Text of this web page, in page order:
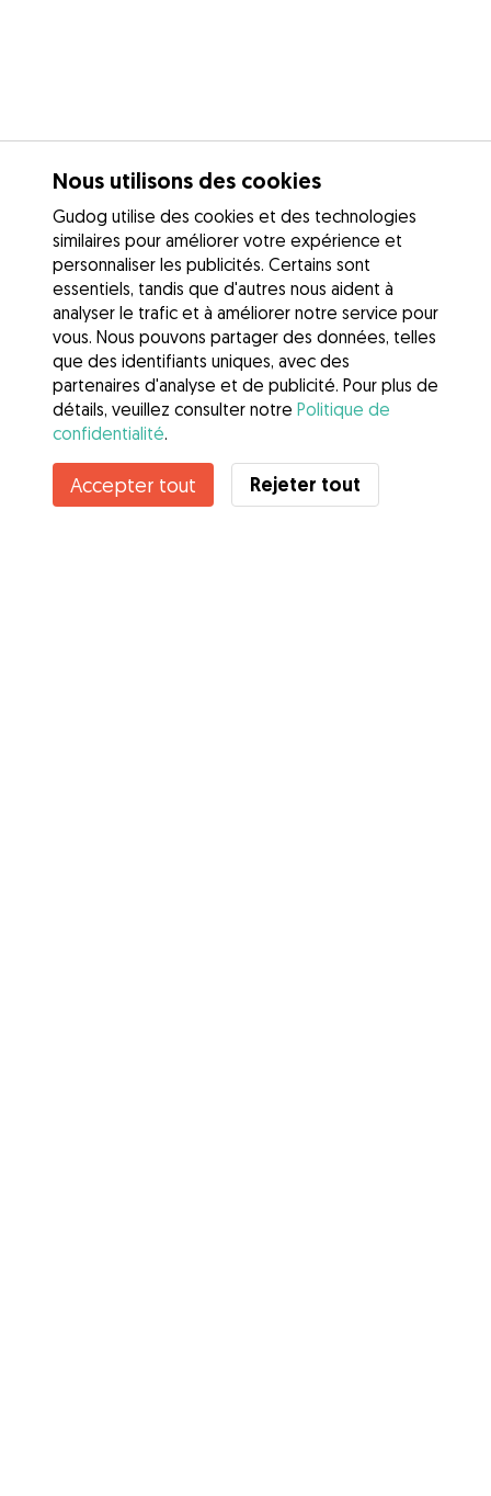
Contacter Carole
Connaissez-vous les avantages de Gudog ? Voir plus
Nous utilisons des cookies
Gudog utilise des cookies et des technologies
similaires pour améliorer votre expérience et
personnaliser les publicités. Certains sont
essentiels, tandis que d'autres nous aident à
analyser le trafic et à améliorer notre service pour
vous. Nous pouvons partager des données, telles
que des identifiants uniques, avec des
partenaires d'analyse et de publicité. Pour plus de
détails, veuillez consulter notre Politique de
confidentialité.
Accepter tout Rejeter tout